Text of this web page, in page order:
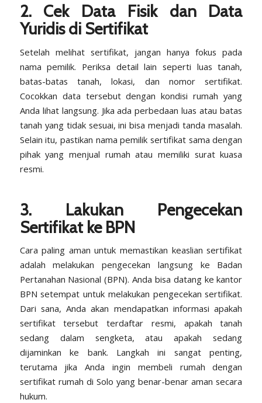
2. Cek Data Fisik dan Data
Yuridisdi Sertifikat
Setelah melihat sertifikat, jangan hanya fokus pada
nama pemilik. Periksa detail lain seperti luas tanah,
batas-batas tanah, lokasi, dan nomor sertifikat.
Cocokkan data tersebut dengan kondisi rumah yang
Anda lihat langsung. Jika ada perbedaan luas atau batas
tanah yang tidak sesuai, ini bisa menjadi tanda masalah.
Selain itu, pastikan nama pemilik sertifikat sama dengan
pihak yang menjual rumah atau memiliki surat kuasa
resmi.
3. Lakukan Pengecekan
Sertifikat ke BPN
Cara paling aman untuk memastikan keaslian sertifikat
adalah melakukan pengecekan langsung ke Badan
Pertanahan Nasional (BPN). Anda bisa datang ke kantor
BPN setempat untuk melakukan pengecekan sertifikat.
Dari sana, Anda akan mendapatkan informasi apakah
sertifikat tersebut terdaftar resmi, apakah tanah
sedang dalam sengketa, atau apakah sedang
dijaminkan ke bank. Langkah ini sangat penting,
terutama jika Anda ingin membeli rumah dengan
sertifikat rumah di Solo yang benar-benar aman secara
hukum.